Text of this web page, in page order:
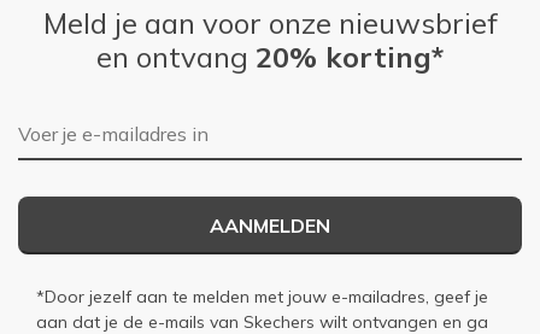
Meld je aan voor onze nieuwsbrief
en ontvang 20% korting*
E-mailadres
AANMELDEN
*Door jezelf aan te melden met jouw e-mailadres, geef je
aan dat je de e-mails van Skechers wilt ontvangen en ga